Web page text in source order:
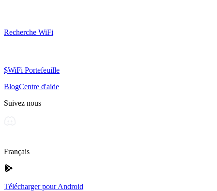
Recherche WiFi
$WiFi Portefeuille
BlogCentre d'aide
Suivez nous
Français
Télécharger pour Android